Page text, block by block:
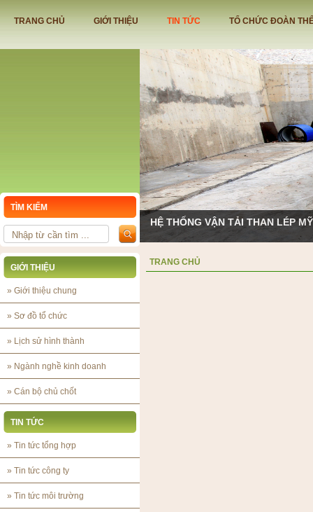
TRANG CHỦ GIỚI THIỆU TIN TỨC TỔ CHỨC ĐOÀN
HỆ THỐNG VẬN TẢI THAN LÉP
TÌM KIẾM
GIỚI THIỆU
» Giới thiệu chung
» Sơ đồ tổ chức
» Lịch sử hình thành
» Ngành nghề kinh doanh
» Cán bộ chủ chốt
TIN TỨC
» Tin tức tổng hợp
» Tin tức công ty
» Tin tức môi trường
TRANG CHỦ